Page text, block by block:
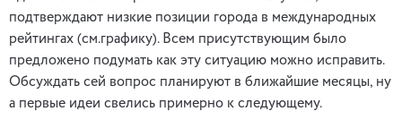
подтверждают низкие позиции города в международных
рейтингах (см.графику). Всем присутствующим было
предложено подумать как эту ситуацию можно исправить.
Обсуждать сей вопрос планируют в ближайшие месяцы, ну
а первые идеи свелись примерно к следующему.